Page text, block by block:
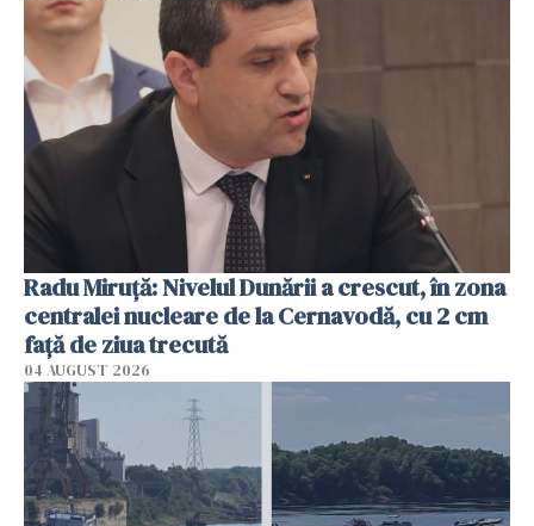
Radu Miruţă: Nivelul Dunării a crescut, în zona
centralei nucleare de la Cernavodă, cu 2 cm
faţă de ziua trecută
04 AUGUST 2026